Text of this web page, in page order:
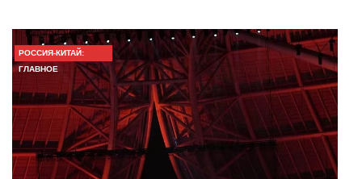
РОССИЯ-КИТАЙ:
ГЛАВНОЕ